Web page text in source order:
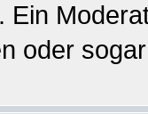
Ein
oder